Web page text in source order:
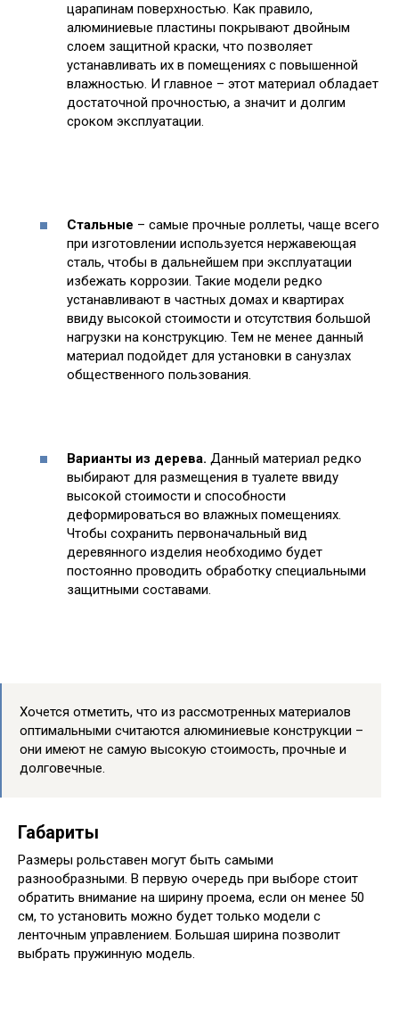
царапинам поверхностью. Как правило,
алюминиевые пластины покрывают двойным
слоем защитной краски, что позволяет
устанавливать их в помещениях с повышенной
влажностью. И главное – этот материал обладает
достаточной прочностью, а значит и долгим
сроком эксплуатации.
Стальные – самые прочные роллеты, чаще всего
при изготовлении используется нержавеющая
сталь, чтобы в дальнейшем при эксплуатации
избежать коррозии. Такие модели редко
устанавливают в частных домах и квартирах
ввиду высокой стоимости и отсутствия большой
нагрузки на конструкцию. Тем не менее данный
материал подойдет для установки в санузлах
общественного пользования.
Варианты из дерева. Данный материал редко
выбирают для размещения в туалете ввиду
высокой стоимости и способности
деформироваться во влажных помещениях.
Чтобы сохранить первоначальный вид
деревянного изделия необходимо будет
постоянно проводить обработку специальными
защитными составами.
Хочется отметить, что из рассмотренных материалов
оптимальными считаются алюминиевые конструкции –
они имеют не самую высокую стоимость, прочные и
долговечные.
Габариты
Размеры рольставен могут быть самыми
разнообразными. В первую очередь при выборе стоит
обратить внимание на ширину проема, если он менее 50
см, то установить можно будет только модели с
ленточным управлением. Большая ширина позволит
выбрать пружинную модель.